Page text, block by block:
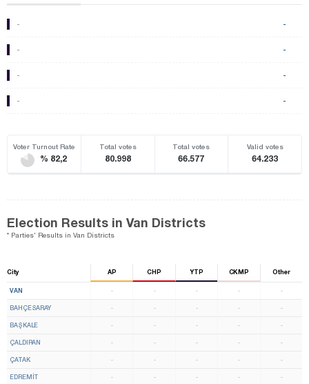
- -
- -
- -
- -
Voter Turnout Rate
% 82,2
Total votes
80.998
Total votes
66.577
Valid votes
64.233
Election Results in Van Districts
* Parties' Results in Van Districts
City AP CHP YTP CKMP Other
VAN - - - - -
BAHÇESARAY - - - - -
BAŞKALE - - - - -
ÇALDIRAN - - - - -
ÇATAK - - - - -
EDREMİT - - - - -